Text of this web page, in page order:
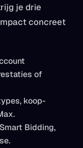
je drie
concreet
of
koop-
Bidding,